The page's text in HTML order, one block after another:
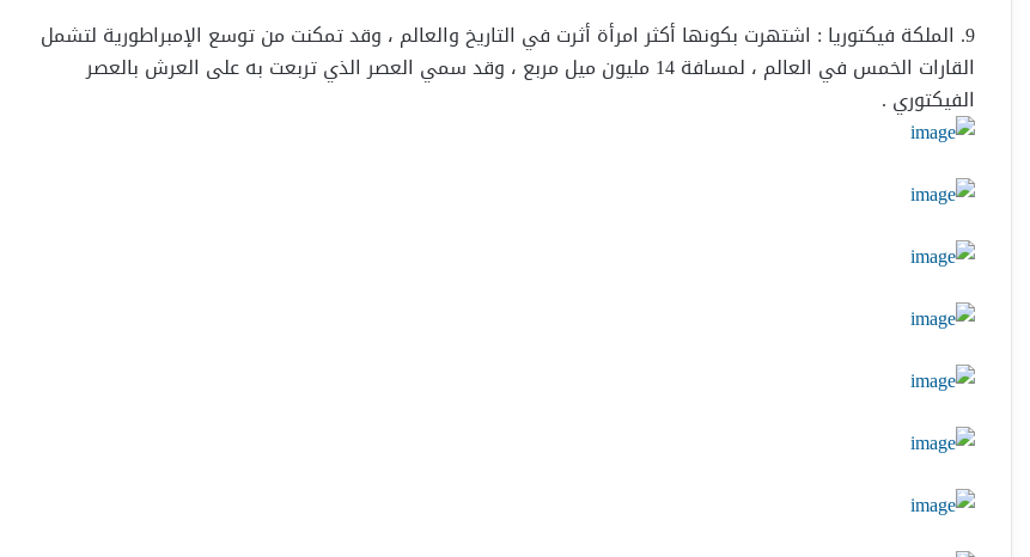
9. الملكة فيكتوريا : اشتهرت بكونها أكثر امرأة أثرت في التاريخ والعالم ، وقد تمكنت من توسع الإمبراطورية لتشمل
القارات الخمس في العالم ، لمسافة 14 مليون ميل مربع ، وقد سمي العصر الذي تربعت به على العرش بالعصر
الفيكتوري .